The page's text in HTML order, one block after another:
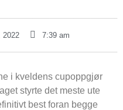
2022 7:39 am
i kveldens cupoppgjør
styrte det meste ute
best foran begge